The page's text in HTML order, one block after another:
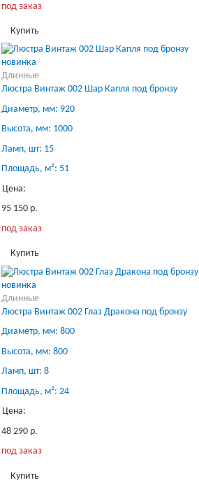
под заказ
Купить
новинка
Длинные
Люстра Винтаж 002 Шар Капля под бронзу
Диаметр, мм: 920
Высота, мм: 1000
Ламп, шт: 15
Площадь, м²: 51
Цена:
95 150 р.
под заказ
Купить
новинка
Длинные
Люстра Винтаж 002 Глаз Дракона под бронзу
Диаметр, мм: 800
Высота, мм: 800
Ламп, шт: 8
Площадь, м²: 24
Цена:
48 290 р.
под заказ
Купить